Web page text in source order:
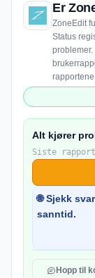
Er
ZoneEdit
Status
problemer.
Alt kjører
Siste
🌐 Sjekk
sanntid.
Hopp til